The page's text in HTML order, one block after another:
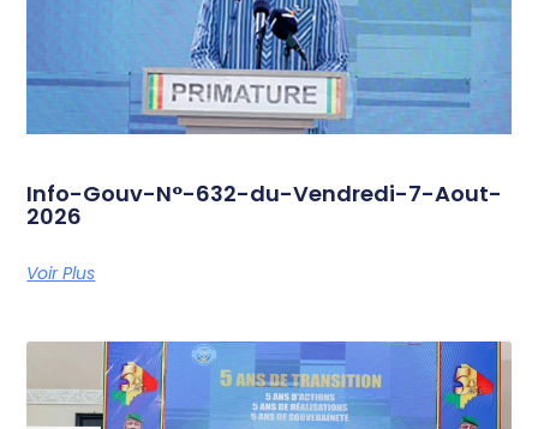
Info-Gouv-N°-632-du-Vendredi-7-Aout-
2026
Voir Plus